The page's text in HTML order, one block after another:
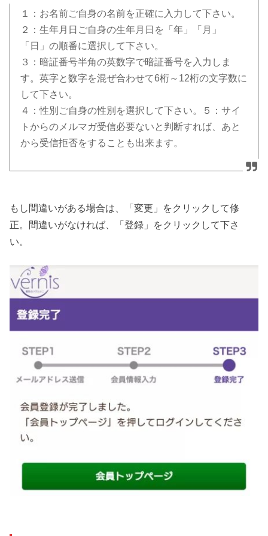
１：お名前ご自身の名前を正確に入力して下さい。
２：生年月日ご自身の生年月日を「年」「月」
「日」の順番に選択して下さい。
３：暗証番号半角の英数字で暗証番号を入力しま
す。英字と数字を混ぜ合わせて6桁～12桁の文字数に
して下さい。
４：性別ご自身の性別を選択して下さい。５：サイ
トからのメルマガ受信必要ないと判断すれば、あと
から受信拒否をすることも出来ます。
もし間違いがある場合は、「変更」をクリックして修
正。間違いがなければ、「登録」をクリックして下さ
い。